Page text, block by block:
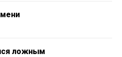
ложным